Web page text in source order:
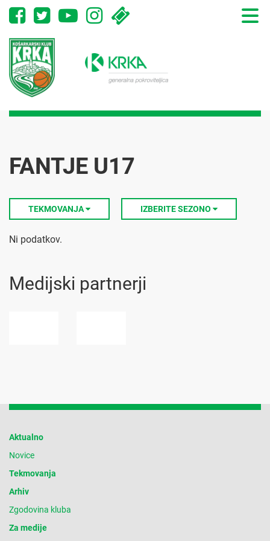
Toggle
FANTJE U17
TEKMOVANJA IZBERITE SEZONO
Ni podatkov.
Medijski partnerji
Aktualno
Novice
Tekmovanja
Arhiv
Zgodovina kluba
Za medije